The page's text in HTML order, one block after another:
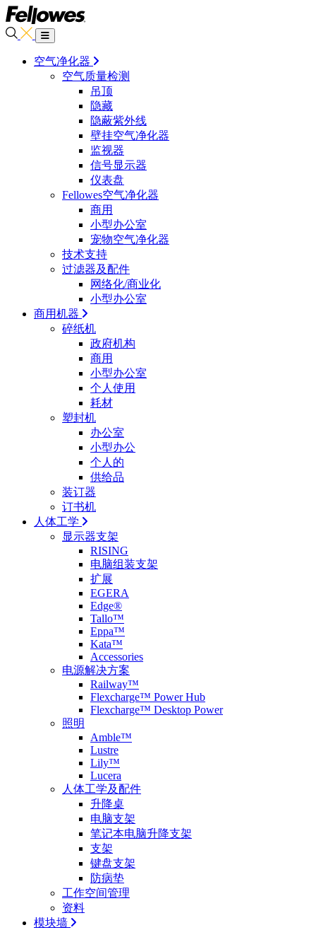
空气净化器
空气质量检测
吊顶
隐藏
隐蔽紫外线
壁挂空气净化器
监视器
信号显示器
仪表盘
Fellowes空气净化器
商用
小型办公室
宠物空气净化器
技术支持
过滤器及配件
网络化/商业化
小型办公室
商用机器
碎纸机
政府机构
商用
小型办公室
个人使用
耗材
塑封机
办公室
小型办公
个人的
供给品
装订器
订书机
人体工学
显示器支架
RISING
电脑组装支架
扩展
EGERA
Edge®
Tallo™
Eppa™
Kata™
Accessories
电源解决方案
Railway™
Flexcharge™ Power Hub
Flexcharge™ Desktop Power
照明
Amble™
Lustre
Lily™
Lucera
人体工学及配件
升降桌
电脑支架
笔记本电脑升降支架
支架
键盘支架
防病垫
工作空间管理
资料
模块墙